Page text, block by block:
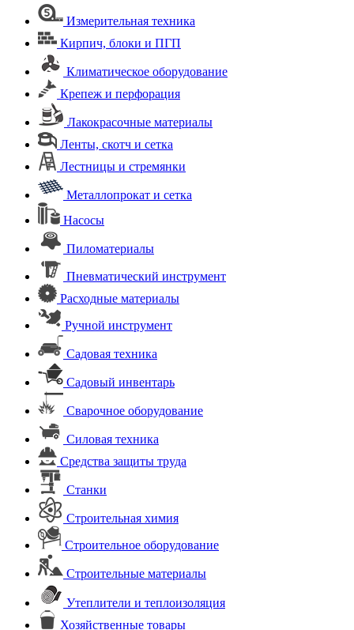
Измерительная техника
Кирпич, блоки и ПГП
Климатическое оборудование
Крепеж и перфорация
Лакокрасочные материалы
Ленты, скотч и сетка
Лестницы и стремянки
Металлопрокат и сетка
Насосы
Пиломатериалы
Пневматический инструмент
Расходные материалы
Ручной инструмент
Садовая техника
Садовый инвентарь
Сварочное оборудование
Силовая техника
Средства защиты труда
Станки
Строительная химия
Строительное оборудование
Строительные материалы
Утеплители и теплоизоляция
Хозяйственные товары